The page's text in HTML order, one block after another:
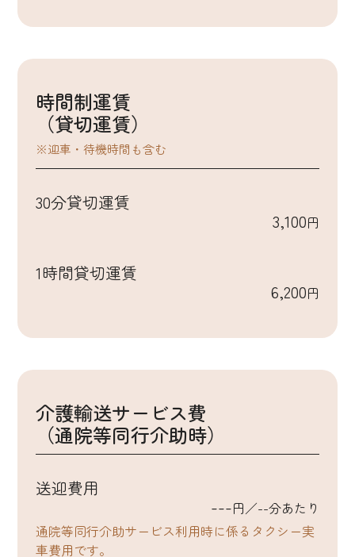
時間制運賃
（貸切運賃）
※迎車・待機時間も含む
30分貸切運賃
3,100円
1時間貸切運賃
6,200円
介護輸送サービス費
（通院等同行介助時）
送迎費用
---円／--分あたり
通院等同行介助サービス利用時に係るタクシー実
車費用です。